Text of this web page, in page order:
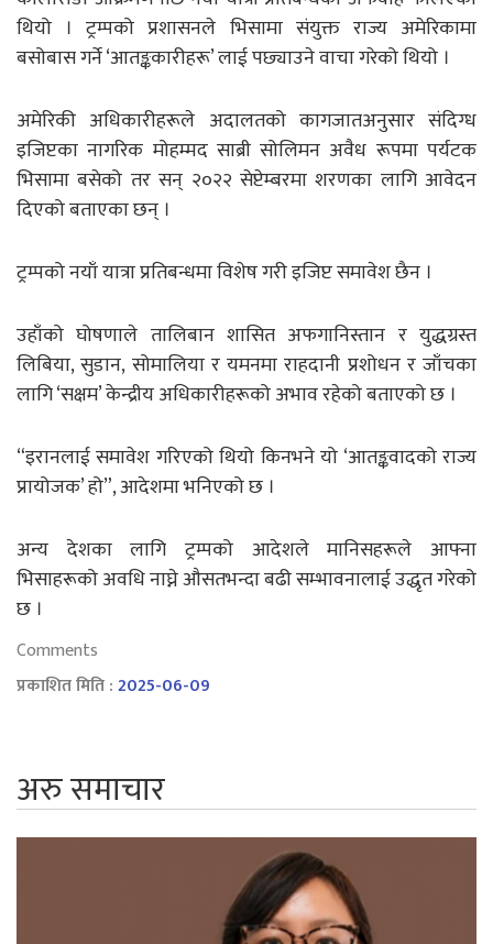
थियो । ट्रम्पको प्रशासनले भिसामा संयुक्त राज्य अमेरिकामा
बसोबास गर्ने ‘आतङ्ककारीहरू’ लाई पछ्याउने वाचा गरेको थियो ।
अमेरिकी अधिकारीहरूले अदालतको कागजातअनुसार संदिग्ध
इजिप्टका नागरिक मोहम्मद साब्री सोलिमन अवैध रूपमा पर्यटक
भिसामा बसेको तर सन् २०२२ सेप्टेम्बरमा शरणका लागि आवेदन
दिएको बताएका छन् ।
ट्रम्पको नयाँ यात्रा प्रतिबन्धमा विशेष गरी इजिप्ट समावेश छैन ।
उहाँको घोषणाले तालिबान शासित अफगानिस्तान र युद्धग्रस्त
लिबिया, सुडान, सोमालिया र यमनमा राहदानी प्रशोधन र जाँचका
लागि ‘सक्षम’ केन्द्रीय अधिकारीहरूको अभाव रहेको बताएको छ ।
“इरानलाई समावेश गरिएको थियो किनभने यो ‘आतङ्कवादको राज्य
प्रायोजक’ हो”, आदेशमा भनिएको छ ।
अन्य देशका लागि ट्रम्पको आदेशले मानिसहरूले आफ्ना
भिसाहरूको अवधि नाघ्ने औसतभन्दा बढी सम्भावनालाई उद्धृत गरेको
छ ।
Comments
प्रकाशित मिति :2025-06-09
अरु समाचार